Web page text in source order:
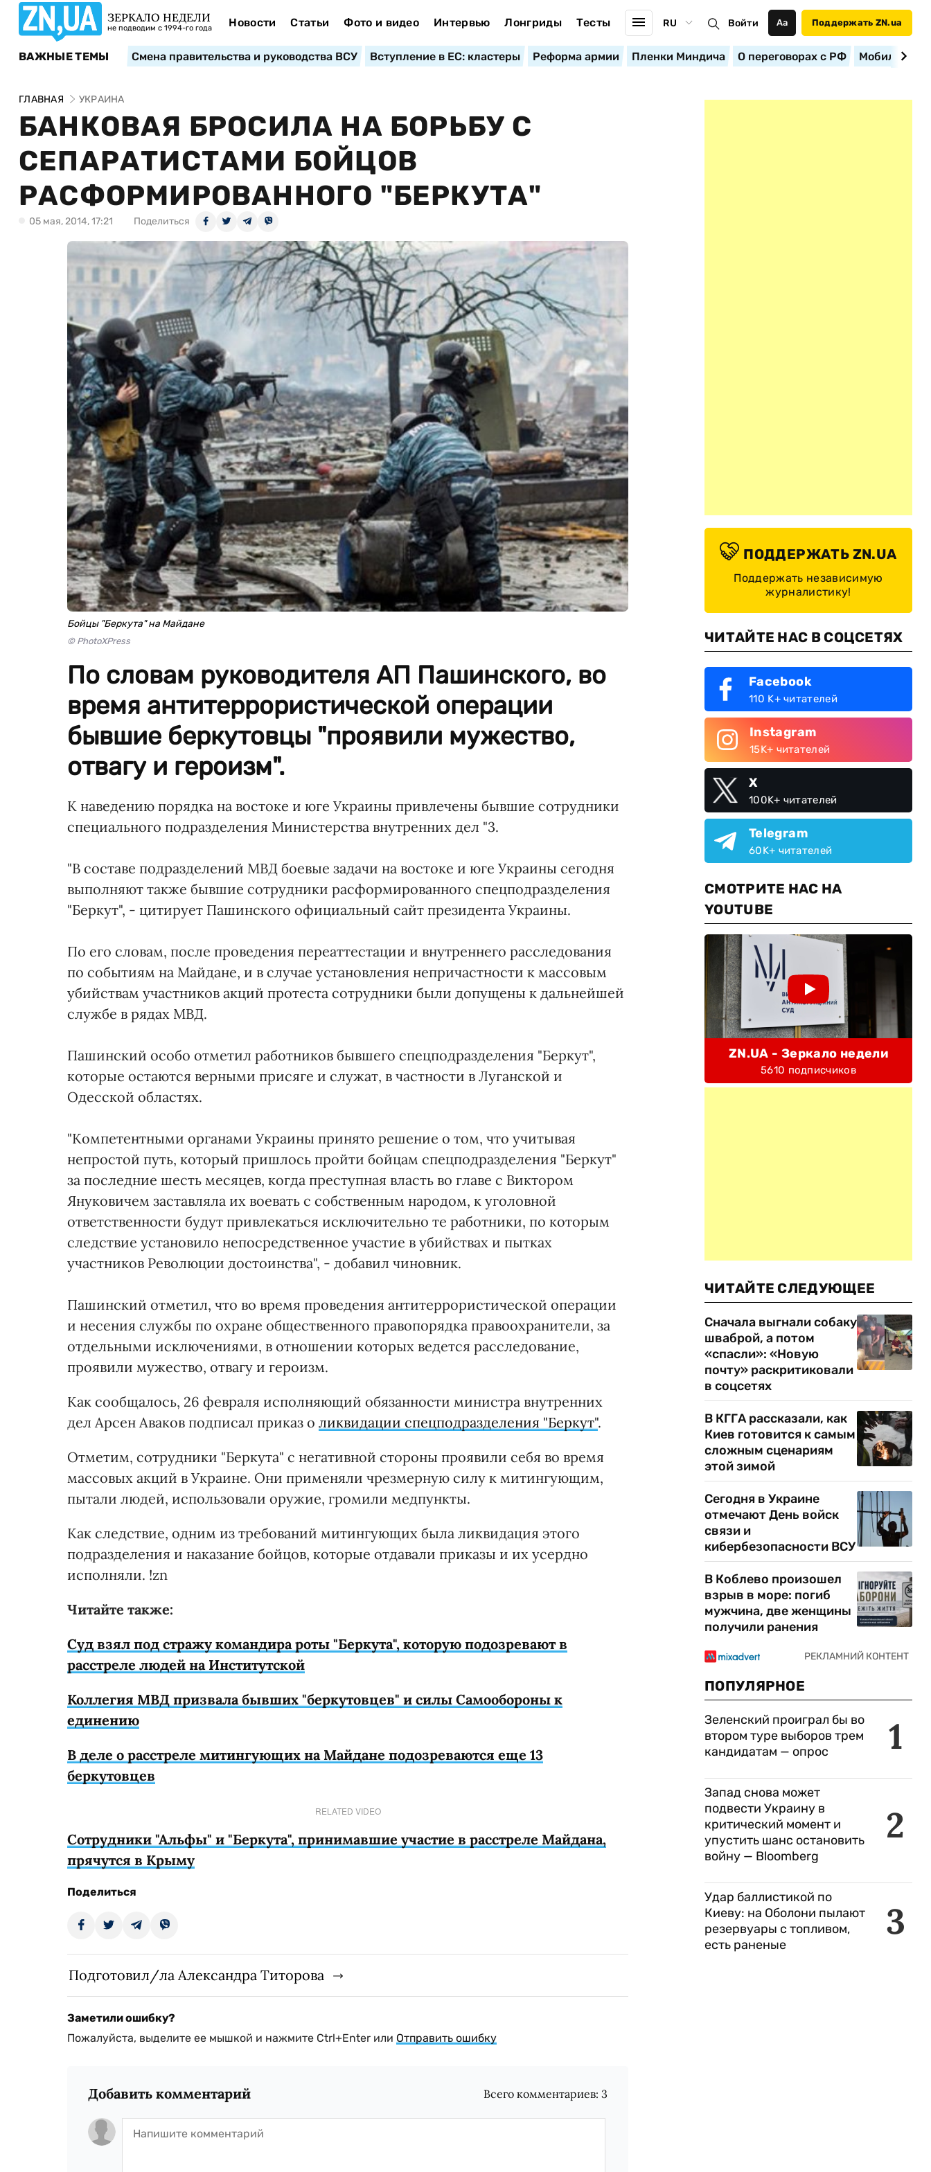
ЗЕРКАЛО НЕДЕЛИ
не подводим с 1994-го года Новости Статьи Фото и видео Интервью Лонгриды Тесты RU Войти Аа Поддержать ZN.ua
ВАЖНЫЕ ТЕМЫ Смена правительства и руководства ВСУ Вступление в ЕС: кластеры Реформа армии Пленки Миндича О переговорах с РФ
ГЛАВНАЯ УКРАИНА
БАНКОВАЯ БРОСИЛА НА БОРЬБУ С
СЕПАРАТИСТАМИ БОЙЦОВ
РАСФОРМИРОВАННОГО "БЕРКУТА"
05 мая, 2014, 17:21 Поделиться
Бойцы "Беркута" на Майдане
© PhotoXPress
По словам руководителя АП Пашинского, во
время антитеррористической операции
бывшие беркутовцы "проявили мужество,
отвагу и героизм".
К наведению порядка на востоке и юге Украины привлечены бывшие сотрудники
специального подразделения Министерства внутренних дел "3.
"В составе подразделений МВД боевые задачи на востоке и юге Украины сегодня
выполняют также бывшие сотрудники расформированного спецподразделения
"Беркут", - цитирует Пашинского официальный сайт президента Украины.
По его словам, после проведения переаттестации и внутреннего расследования
по событиям на Майдане, и в случае установления непричастности к массовым
убийствам участников акций протеста сотрудники были допущены к дальнейшей
службе в рядах МВД.
Пашинский особо отметил работников бывшего спецподразделения "Беркут",
которые остаются верными присяге и служат, в частности в Луганской и
Одесской областях.
"Компетентными органами Украины принято решение о том, что учитывая
непростой путь, который пришлось пройти бойцам спецподразделения "Беркут"
за последние шесть месяцев, когда преступная власть во главе с Виктором
Януковичем заставляла их воевать с собственным народом, к уголовной
ответственности будут привлекаться исключительно те работники, по которым
следствие установило непосредственное участие в убийствах и пытках
участников Революции достоинства", - добавил чиновник.
Пашинский отметил, что во время проведения антитеррористической операции
и несения службы по охране общественного правопорядка правоохранители, за
отдельными исключениями, в отношении которых ведется расследование,
проявили мужество, отвагу и героизм.
Как сообщалось, 26 февраля исполняющий обязанности министра внутренних
дел Арсен Аваков подписал приказ о ликвидации спецподразделения "Беркут".
Отметим, сотрудники "Беркута" с негативной стороны проявили себя во время
массовых акций в Украине. Они применяли чрезмерную силу к митингующим,
пытали людей, использовали оружие, громили медпункты.
Как следствие, одним из требований митингующих была ликвидация этого
подразделения и наказание бойцов, которые отдавали приказы и их усердно
исполняли. !zn
Читайте также:
Суд взял под стражу командира роты "Беркута", которую подозревают в
расстреле людей на Институтской
Коллегия МВД призвала бывших "беркутовцев" и силы Самообороны к
единению
В деле о расстреле митингующих на Майдане подозреваются еще 13
беркутовцев
RELATED VIDEO
Сотрудники "Альфы" и "Беркута", принимавшие участие в расстреле Майдана,
прячутся в Крыму
Поделиться
Подготовил/ла Александра Титорова
Заметили ошибку?
Пожалуйста, выделите ее мышкой и нажмите Ctrl+Enter или Отправить ошибку
Добавить комментарий Всего комментариев:3
ПОДДЕРЖАТЬ ZN.UA
Поддержать независимую
журналистику!
ЧИТАЙТЕ НАС В СОЦСЕТЯХ
Facebook
110 K+ читателей
Instagram
15K+ читателей
X
100K+ читателей
Telegram
60K+ читателей
СМОТРИТЕ НАС НА
YOUTUBE
ZN.UA - Зеркало недели
5610 подписчиков
ЧИТАЙТЕ СЛЕДУЮЩЕЕ
Сначала выгнали собаку
шваброй, а потом
«спасли»: «Новую
почту» раскритиковали
в соцсетях
В КГГА рассказали, как
Киев готовится к самым
сложным сценариям
этой зимой
Сегодня в Украине
отмечают День войск
связи и
кибербезопасности ВСУ
В Коблево произошел
взрыв в море: погиб
мужчина, две женщины
получили ранения
ПОПУЛЯРНОЕ
1
Зеленский проиграл бы во
втором туре выборов трем
кандидатам — опрос
2
Запад снова может
подвести Украину в
критический момент и
упустить шанс остановить
войну — Bloomberg
3
Удар баллистикой по
Киеву: на Оболони пылают
резервуары с топливом,
есть раненые